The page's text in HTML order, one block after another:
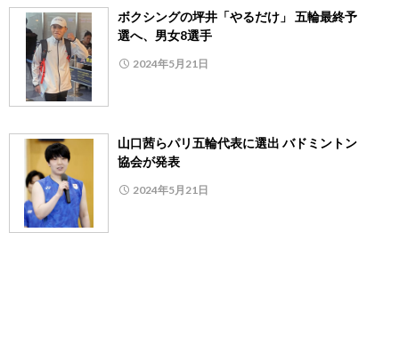
ボクシングの坪井「やるだけ」 五輪最終予
選へ、男女8選手
2024年5月21日
山口茜らパリ五輪代表に選出 バドミントン
協会が発表
2024年5月21日